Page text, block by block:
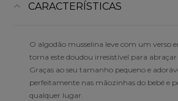
CARACTERÍSTICAS
O algodão musselina leve com um verso
torna este doudou irresistível para abraçar
Graças ao seu tamanho pequeno e
perfeitamente nas mãozinhas do bebé e
qualquer lugar.